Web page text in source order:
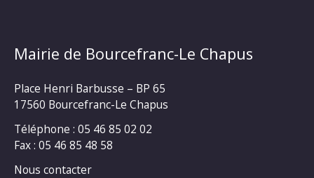
Mairie de Bourcefranc-Le Chapus
Place Henri Barbusse – BP 65
17560 Bourcefranc-Le Chapus
Téléphone : 05 46 85 02 02
Fax : 05 46 85 48 58
Nous contacter